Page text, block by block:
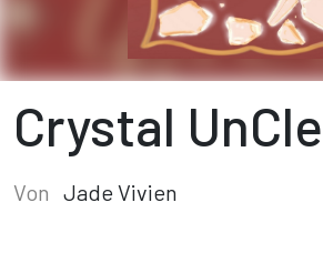
Crystal
Von Jade Vivien